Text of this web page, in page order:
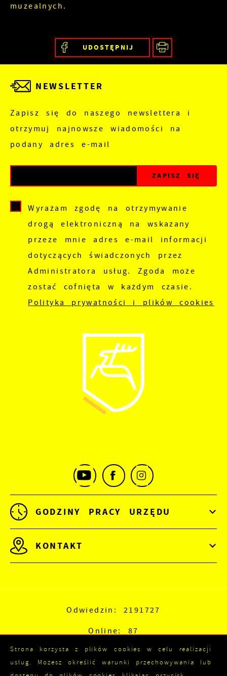
muzealnych.
UDOSTĘPNIJ
NEWSLETTER
Zapisz się do naszego newslettera i
otrzymuj najnowsze wiadomości na
podany adres e-mail
Wyrażam zgodę na otrzymywanie
drogą elektroniczną na wskazany
przeze mnie adres e-mail informacji
dotyczących świadczonych przez
Administratora usług. Zgoda może
zostać cofnięta w każdym czasie.
Polityka prywatności i plików cookies
GODZINY PRACY URZĘDU
KONTAKT
Odwiedzin: 2191727
Online: 87
Strona korzysta z plików cookies w celu realizacji
usług. Możesz określić warunki przechowywania lub